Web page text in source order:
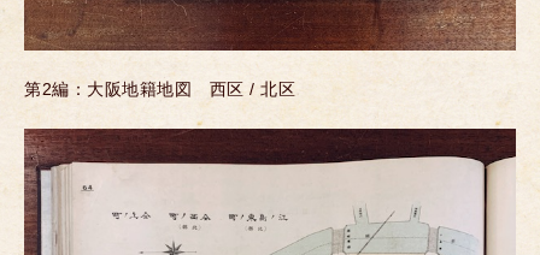
第2編：大阪地籍地図 西区 / 北区